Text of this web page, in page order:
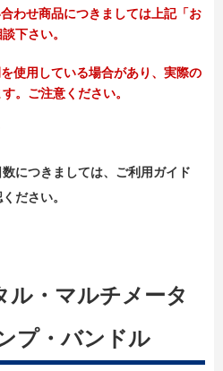
わせ商品につきましては上記「お
下さい。
使用している場合があり、実際の
。ご注意ください。
につきましては、ご利用ガイド
ださい。
ル・マルチメータ
プ・バンドル